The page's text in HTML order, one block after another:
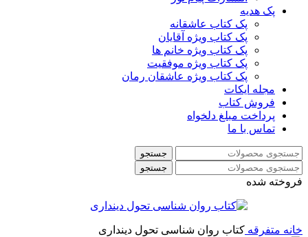
پک هدیه
پک کتاب عاشقانه
پک کتاب ویژه آقایان
پک کتاب ویژه خانم ها
پک کتاب ویژه موفقیت
پک کتاب ویژه عاشقان رمان
مجله ایکات
فروش کتاب
پرداخت مبلغ دلخواه
تماس با ما
جستجو
جستجو
فروخته شده
خانه متفرقه کتاب روان شناسی تحول دینداری